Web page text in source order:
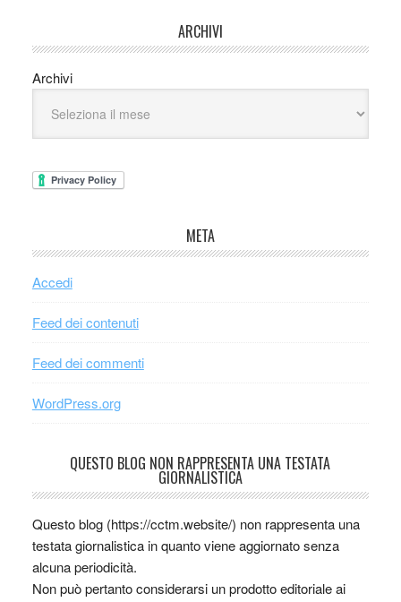
ARCHIVI
Archivi
META
Accedi
Feed dei contenuti
Feed dei commenti
WordPress.org
QUESTO BLOG NON RAPPRESENTA UNA TESTATA
GIORNALISTICA
Questo blog (https://cctm.website/) non rappresenta una
testata giornalistica in quanto viene aggiornato senza
alcuna periodicità.
Non può pertanto considerarsi un prodotto editoriale ai